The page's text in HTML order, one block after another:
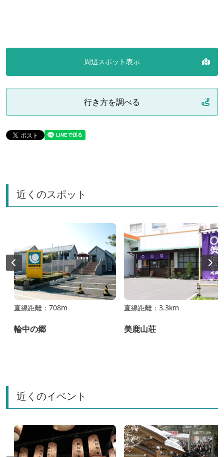
周辺スポット表示
行き方を調べる
近くのスポット
直線距離：708m
輪中の郷
直線距離：3.3km
美鹿山荘
近くのイベント